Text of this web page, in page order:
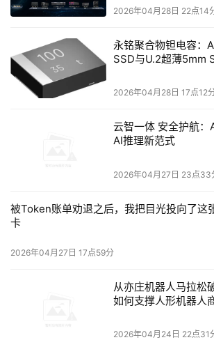
2026年04月28日 22点14
永铭聚合物钽电容：
SSD与U.2超薄5mm
2026年04月28日 17点12
云智一体 安全护航
AI推理新范式
2026年04月27日 23点33
被Token账单劝退之后，我把目光投向了这
卡
2026年04月27日 17点59分
从亦庄机器人马拉松
如何支撑人形机器人
2026年04月24日 22点31